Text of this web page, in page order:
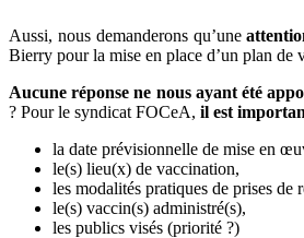
Aussi, nous demanderons qu’une
Bierry pour la mise en place d’un plan de
Aucune réponse ne nous ayant été
? Pour le syndicat FOCeA, il est
la date prévisionnelle de mise en
le(s) lieu(x) de vaccination,
les modalités pratiques de prises de
le(s) vaccin(s) administré(s),
les publics visés (priorité ?)